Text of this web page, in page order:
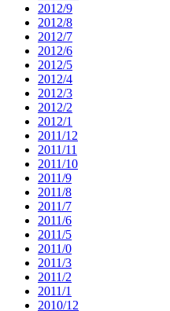
2012/9
2012/8
2012/7
2012/6
2012/5
2012/4
2012/3
2012/2
2012/1
2011/12
2011/11
2011/10
2011/9
2011/8
2011/7
2011/6
2011/5
2011/0
2011/3
2011/2
2011/1
2010/12